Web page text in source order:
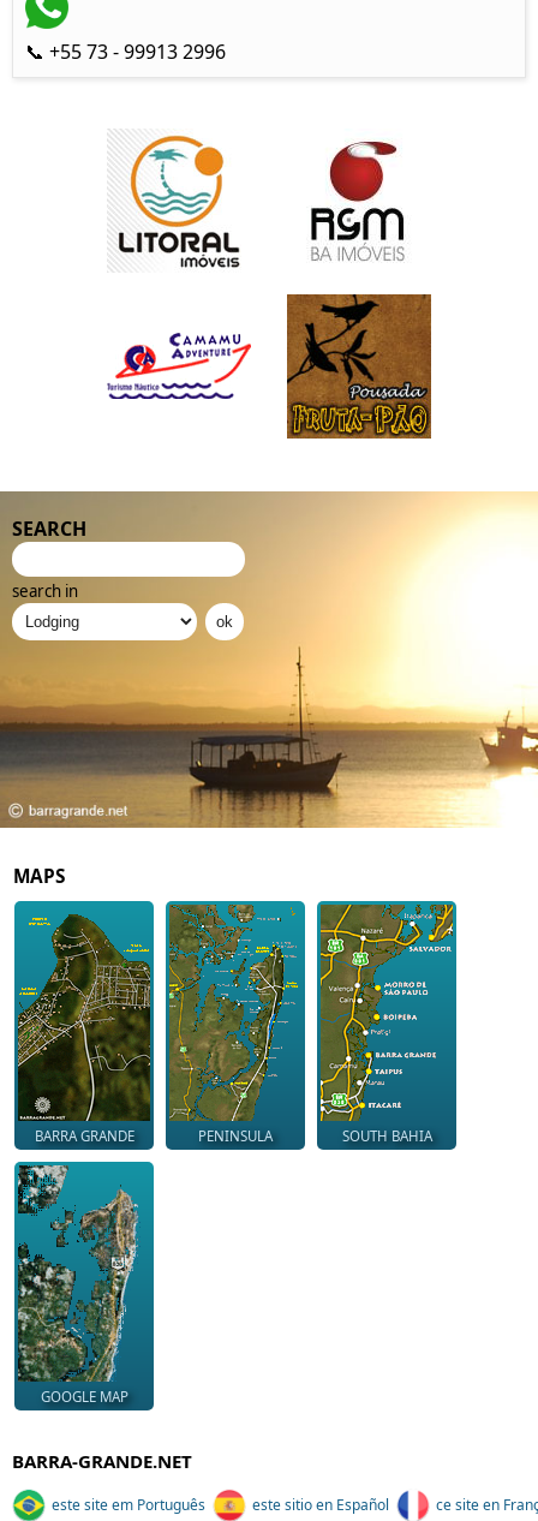
📞 +55 73 - 99913 2996
SEARCH
search in
MAPS
BARRA GRANDE PENINSULA SOUTH BAHIA
GOOGLE MAP
BARRA-GRANDE.NET
este site em Português este sitio en Español ce site en